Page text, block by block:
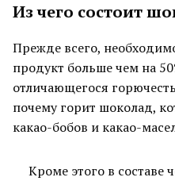
Из чего состоит
Прежде всего,
продукт больше чем на
отличающегося
почему горит шоколад,
какао-бобов и какао-
Кроме этого в составе